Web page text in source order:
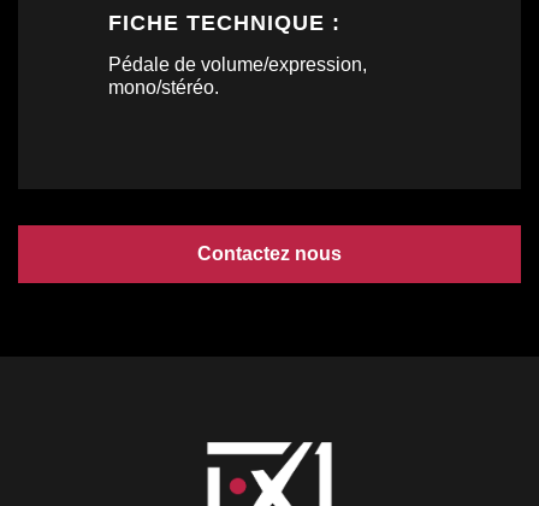
FICHE TECHNIQUE :
Pédale de volume/expression,
mono/stéréo.
Contactez nous